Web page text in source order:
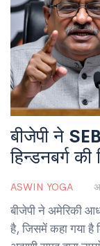
बीजेपी ने
हिन्डनबर्ग
आलोचना
ASWIN YOGA
बीजेपी ने अमेरिकी
है, जिसमें कहा गया है